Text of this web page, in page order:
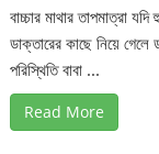
বাচ্চার মাথার তাপমাত্রা
ডাক্তারের কাছে নিয়ে
পরিস্থিতি বাবা ...
Read More